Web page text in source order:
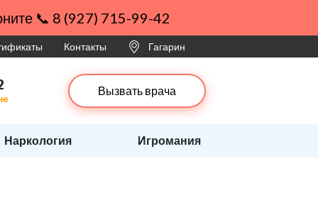
📞 8 (927) 715-99-42
Контакты Гагарин
Вызвать врача
Наркология Игромания